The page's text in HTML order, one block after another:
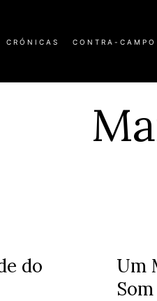
CRÓNICAS CONTRA-CAMPO
do
Um